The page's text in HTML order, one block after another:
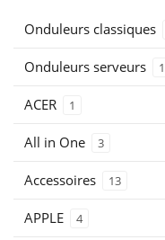
Onduleurs classiques
Onduleurs serveurs 1
ACER 1
All in One 3
Accessoires 13
APPLE 4